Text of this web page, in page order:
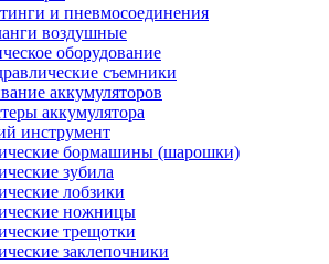
и пневмосоединения
воздушные
оборудование
съемники
аккумуляторов
аккумулятора
инструмент
бормашины (шарошки)
зубила
лобзики
ножницы
трещотки
заклепочники